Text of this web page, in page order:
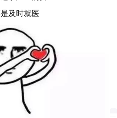
及时就医